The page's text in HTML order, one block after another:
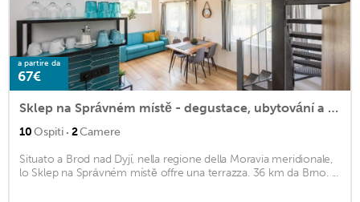
a partire da
67€
Sklep na Správném místě - degustace, ubytování a wellness
10Ospiti · 2Camere
Situato a Brod nad Dyjí, nella regione della Moravia meridionale,
lo Sklep na Správném místě offre una terrazza. 36 km da Brno. ...